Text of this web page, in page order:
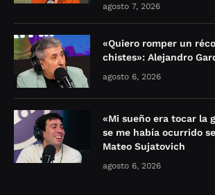
agosto 7, 2026
«Quiero romper un
chistes»: Alejandro
agosto 6, 2026
«Mi sueño era tocar la
se me había ocurrido
Mateo Sujatovich
agosto 6, 2026